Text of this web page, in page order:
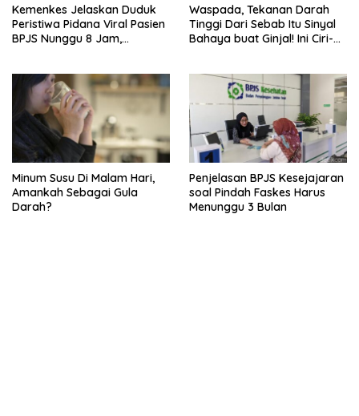
Kemenkes Jelaskan Duduk
Peristiwa Pidana Viral Pasien
BPJS Nunggu 8 Jam,
Waspada, Tekanan Darah
Tinggi Dari Sebab Itu Sinyal
Bahaya buat Ginjal! Ini Ciri-
Minum Susu Di Malam Hari,
Amankah Sebagai Gula
Darah?
Penjelasan BPJS Kesejajaran
soal Pindah Faskes Harus
Menunggu 3 Bulan